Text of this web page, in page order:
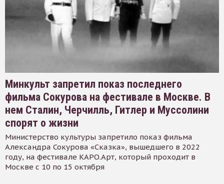
Минкульт запретил показ последнего
фильма Сокурова на фестивале в Москве. В
нем Сталин, Черчилль, Гитлер и Муссолини
спорят о жизни
Министерство культуры запретило показ фильма
Александра Сокурова «Сказка», вышедшего в 2022
году, на фестивале КАРО.Арт, который проходит в
Москве с 10 по 15 октября